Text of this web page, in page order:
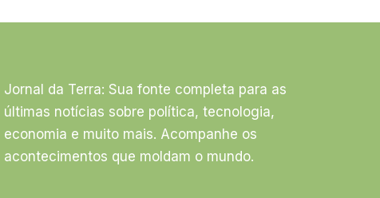
Jornal da Terra: Sua fonte completa para as
últimas notícias sobre política, tecnologia,
economia e muito mais. Acompanhe os
acontecimentos que moldam o mundo.